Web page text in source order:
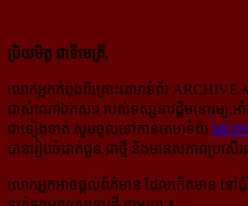
ប្រិយមិត្ត ជាទីមេត្រី,
លោកអ្នកកំពុងពិគ្រោះគេហទំព័រ
ជាសំណៅឯកសារ របស់ទស្សនាវដ្ដីមនោរម្យ.អាំ
ជាទៀងទាត់ សូមចូលទៅកាន់​គេហទំព័រ
បានរៀបចំដាក់ជូន ជាថ្មី និងមានសភាពប្រសើ
លោកអ្នកអាចផ្ដល់ព័ត៌មាន ដែលកើតមាន ន